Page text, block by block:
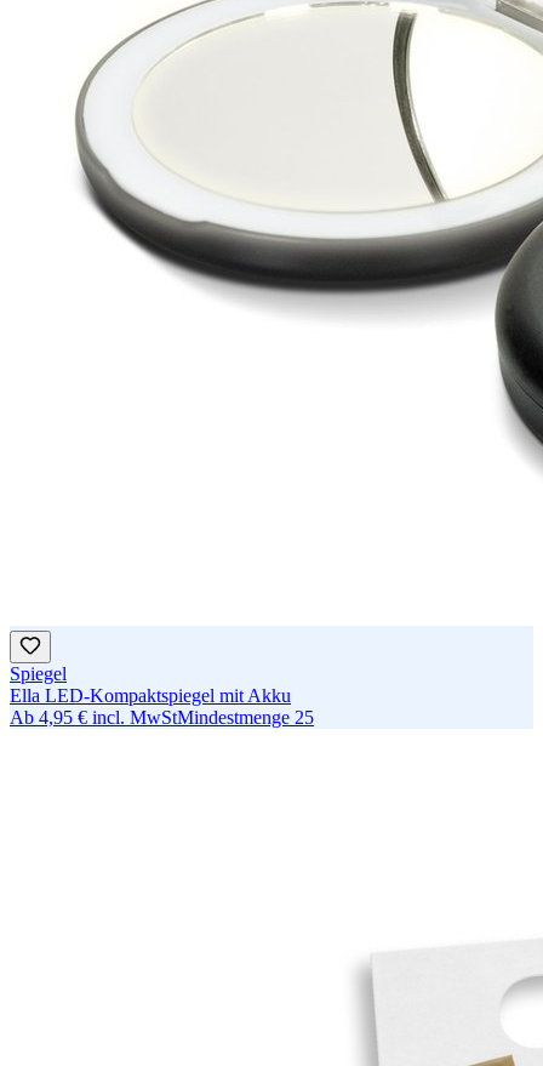
Spiegel
Ella LED-Kompaktspiegel mit Akku
Ab 4,95 € incl. MwStMindestmenge 25